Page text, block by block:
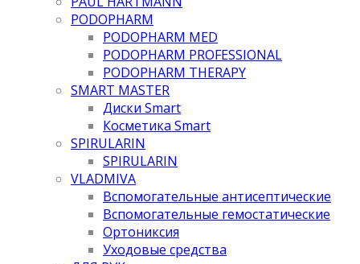
PODOPHARM
PODOPHARM MED
PODOPHARM PROFESSIONAL
PODOPHARM THERAPY
SMART MASTER
Диски Smart
Косметика Smart
SPIRULARIN
SPIRULARIN
VLADMIVA
Вспомогательные антисептические
Вспомогательные гемостатические
Ортониксия
Уходовые средства